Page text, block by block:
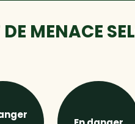
MENACE